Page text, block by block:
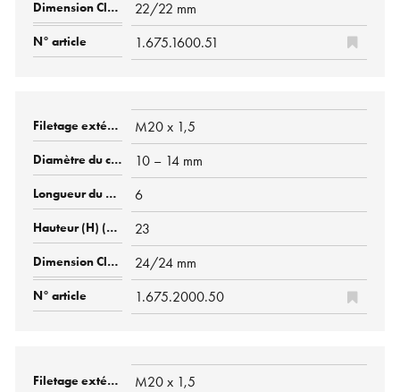
22/22 mm
1.675.1600.51
M20 x 1,5
10 – 14 mm
6
23
24/24 mm
1.675.2000.50
M20 x 1,5